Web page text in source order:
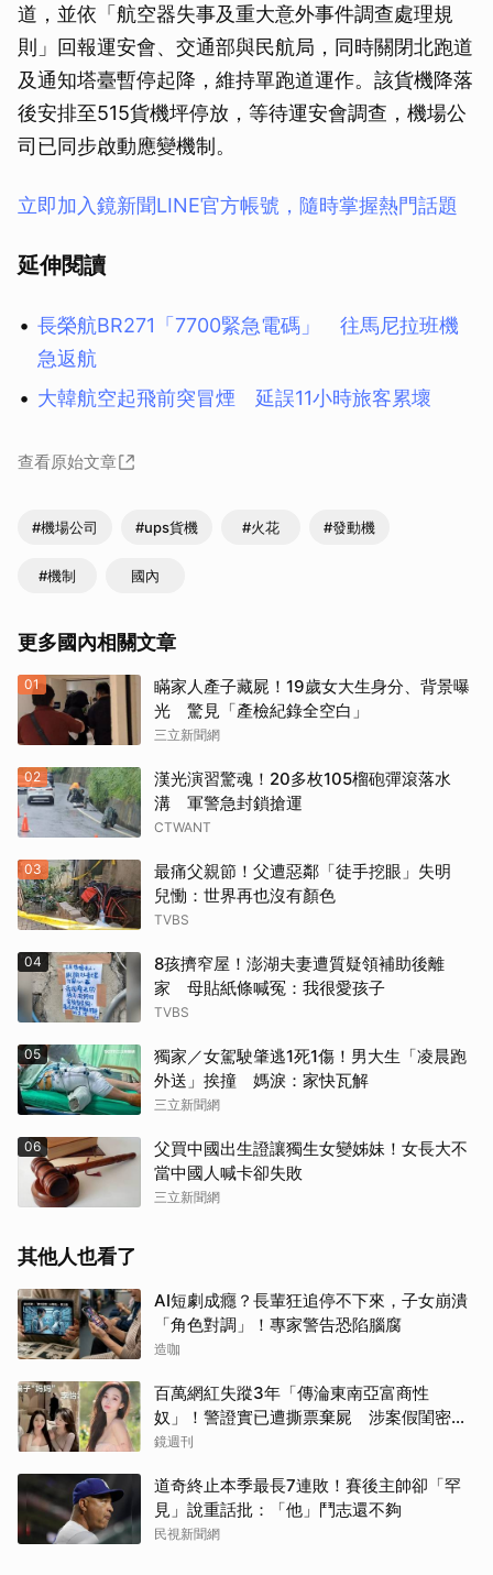
道，並依「航空器失事及重大意外事件調查處理規
則」回報運安會、交通部與民航局，同時關閉北跑道
及通知塔臺暫停起降，維持單跑道運作。該貨機降落
後安排至515貨機坪停放，等待運安會調查，機場公
司已同步啟動應變機制。
立即加入鏡新聞LINE官方帳號，隨時掌握熱門話題
延伸閱讀
長榮航BR271「7700緊急電碼」 往馬尼拉班機
急返航
大韓航空起飛前突冒煙 延誤11小時旅客累壞
查看原始文章
#機場公司 #ups貨機 #火花 #發動機
#機制 國內
更多國內相關文章
01
瞞家人產子藏屍！19歲女大生身分、背景曝
光 驚見「產檢紀錄全空白」
三立新聞網
02
漢光演習驚魂！20多枚105榴砲彈滾落水
溝 軍警急封鎖搶運
CTWANT
03
最痛父親節！父遭惡鄰「徒手挖眼」失明
兒慟：世界再也沒有顏色
TVBS
04
8孩擠窄屋！澎湖夫妻遭質疑領補助後離
家 母貼紙條喊冤：我很愛孩子
TVBS
05
獨家／女駕駛肇逃1死1傷！男大生「凌晨跑
外送」挨撞 媽淚：家快瓦解
三立新聞網
06
父買中國出生證讓獨生女變姊妹！女長大不
當中國人喊卡卻失敗
三立新聞網
其他人也看了
AI短劇成癮？長輩狂追停不下來，子女崩潰
「角色對調」！專家警告恐陷腦腐
造咖
百萬網紅失蹤3年「傳淪東南亞富商性
奴」！警證實已遭撕票棄屍 涉案假閨密近
況曝光
鏡週刊
道奇終止本季最長7連敗！賽後主帥卻「罕
見」說重話批：「他」鬥志還不夠
民視新聞網